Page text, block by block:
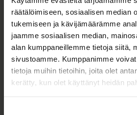
räätälöimiseen, sosiaalisen median
tukemiseen ja kävijämäärämme
jaamme sosiaalisen median,
alan kumppaneillemme tietoja siitä,
sivustoamme. Kumppanimme
tietoja muihin tietoihin, joita olet
kerätty, kun olet käyttänyt heidän
SAK: Budjettiehdotus